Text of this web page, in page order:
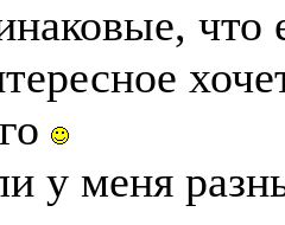
у меня